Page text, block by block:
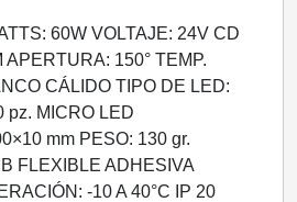
60W VOLTAJE: 24V CD
APERTURA: 150° TEMP.
CÁLIDO TIPO DE LED:
pz. MICRO LED
mm PESO: 130 gr.
FLEXIBLE ADHESIVA
-10 A 40°C IP 20